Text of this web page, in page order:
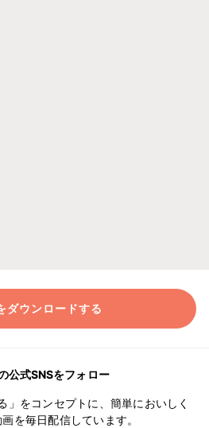
ダウンロードする
公式SNSをフォロー
」をコンセプトに、簡単においしく
を毎日配信しています。